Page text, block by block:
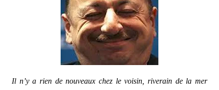
Il n’y a rien de nouveaux chez le voisin, riverain de la mer